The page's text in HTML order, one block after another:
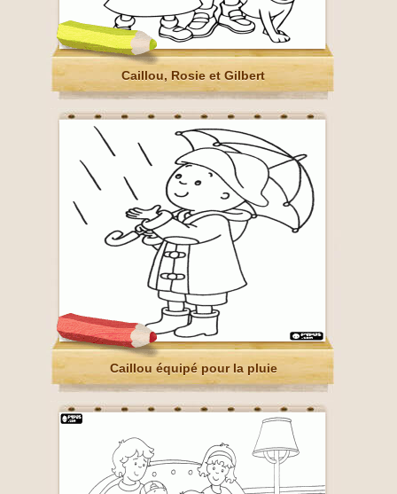
Caillou, Rosie et Gilbert
Caillou équipé pour la pluie